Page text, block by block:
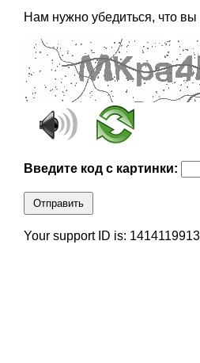
Нам нужно убедиться, что
Введите код с картинки:
Отправить
Your support ID is: